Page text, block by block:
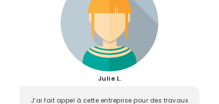
Julie L.
J’ai fait appel à cette entreprise pour des travaux